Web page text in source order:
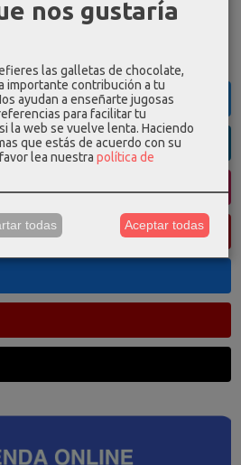
vacío
nos gustaría
las galletas de chocolate,
importante contribución a tu
ayudan a enseñarte jugosas
para facilitar tu
la web se vuelve lenta. Haciendo
que estás de acuerdo con su
lea nuestra política de
todas Aceptar todas